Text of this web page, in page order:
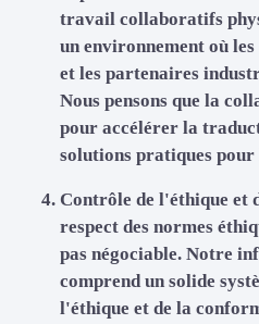
travail collaboratifs
un environnement où
et les partenaires
Nous pensons que la
pour accélérer la
solutions pratiques pour
Contrôle de l'éthique et
respect des normes
pas négociable. Notre
comprend un solide
l'éthique et de la